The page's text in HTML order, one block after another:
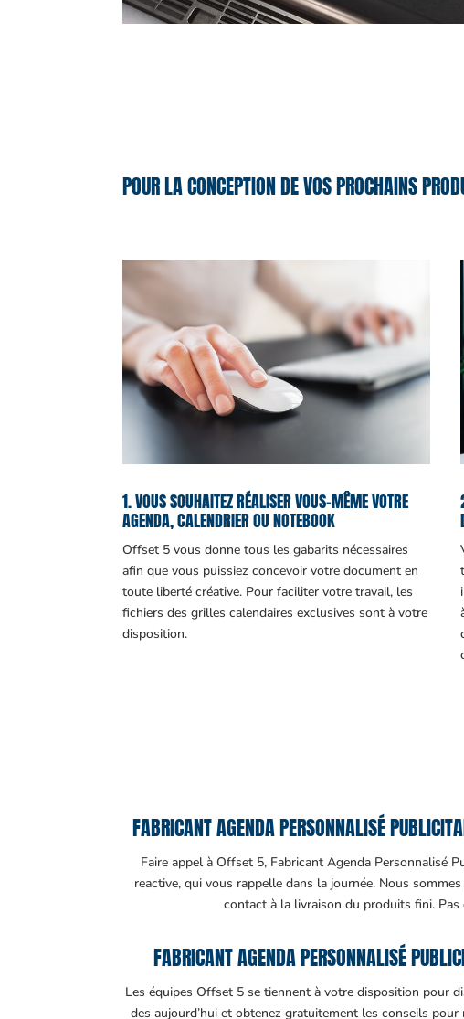
POUR LA CONCEPTION DE VOS PROCHAINS
1. VOUS SOUHAITEZ RÉALISER VOUS-MÊME VOTRE
AGENDA, CALENDRIER OU NOTEBOOK
Offset 5 vous donne tous les gabarits nécessaires
afin que vous puissiez concevoir votre document en
toute liberté créative. Pour faciliter votre travail, les
fichiers des grilles calendaires exclusives sont à votre
disposition.
FABRICANT AGENDA PERSONNALISÉ
Faire appel à Offset 5, Fabricant Agenda Personnalisé
reactive, qui vous rappelle dans la journée. Nous
contact à la livraison du produits fini. Pas
FABRICANT AGENDA PERSONNALISÉ
Les équipes Offset 5 se tiennent à votre disposition pour
des aujourd’hui et obtenez gratuitement les conseils